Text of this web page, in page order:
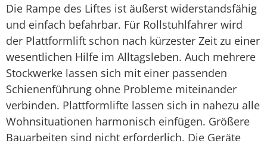
Die Rampe des Liftes ist äußerst widerstandsfähig
und einfach befahrbar. Für Rollstuhlfahrer wird
der Plattformlift schon nach kürzester Zeit zu einer
wesentlichen Hilfe im Alltagsleben. Auch mehrere
Stockwerke lassen sich mit einer passenden
Schienenführung ohne Probleme miteinander
verbinden. Plattformlifte lassen sich in nahezu alle
Wohnsituationen harmonisch einfügen. Größere
Bauarbeiten sind nicht erforderlich. Die Geräte